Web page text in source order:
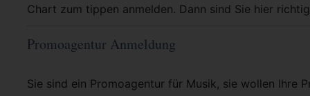
Chart zum tippen anmelden. Dann sind Sie hier
Promoagentur Anmeldung
Sie sind ein Promoagentur für Musik, sie wollen Ihre
Mehr Info